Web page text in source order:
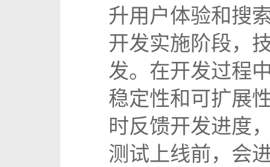
升用户体验和搜
开发实施阶段，
发。在开发过程
稳定性和可扩展
时反馈开发进度
测试上线前，会